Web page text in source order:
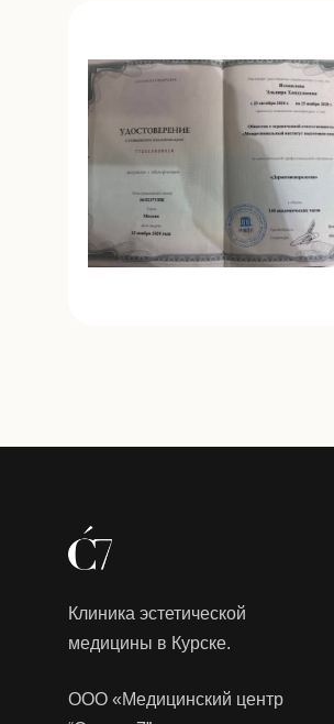
Клиника эстетической
медицины в Курске.
ООО «Медицинский центр